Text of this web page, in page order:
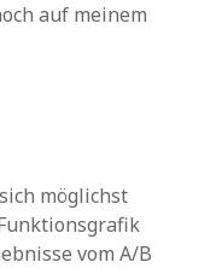
auf meinem
möglichst
vom A/B